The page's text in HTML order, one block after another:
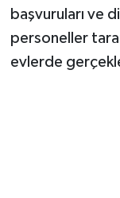
başvuruları ve
personeller
evlerde